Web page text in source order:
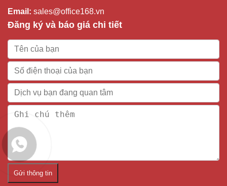
Email: sales@office168.vn
Đăng ký và báo giá chi tiết
Gửi thông tin